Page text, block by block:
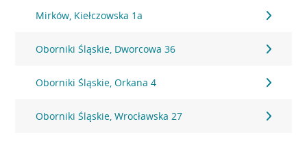
Mirków, Kiełczowska 1a
Oborniki Śląskie, Dworcowa 36
Oborniki Śląskie, Orkana 4
Oborniki Śląskie, Wrocławska 27